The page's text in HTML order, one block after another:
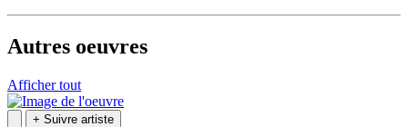
Autres oeuvres
Afficher tout
+ Suivre artiste